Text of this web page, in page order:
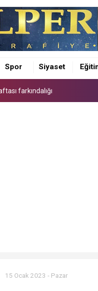
Spor Siyaset
farkındalığı
ziyaret
farkındalığı
15 Ocak 2023 - Pazar